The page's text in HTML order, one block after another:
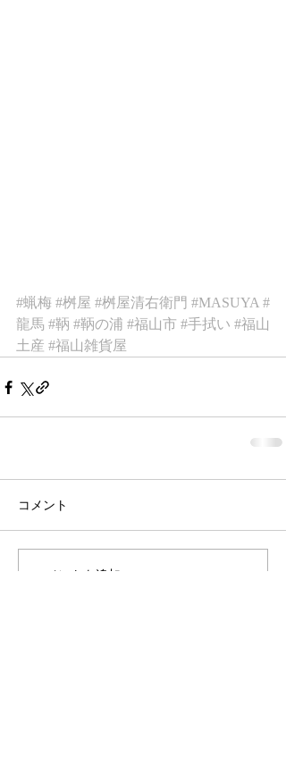
#蝋梅 #桝屋 #桝屋清右衛門 #MASUYA #
龍馬 #鞆 #鞆の浦 #福山市 #手拭い #福山
土産 #福山雑貨屋
コメント
コメントを追加…